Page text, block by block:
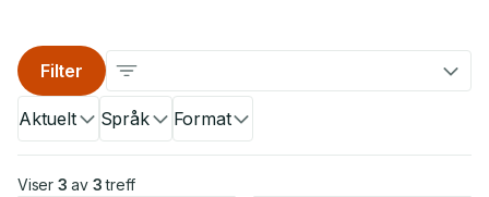
Aktuelt Språk Format
Filter
Viser 3 av 3 treff